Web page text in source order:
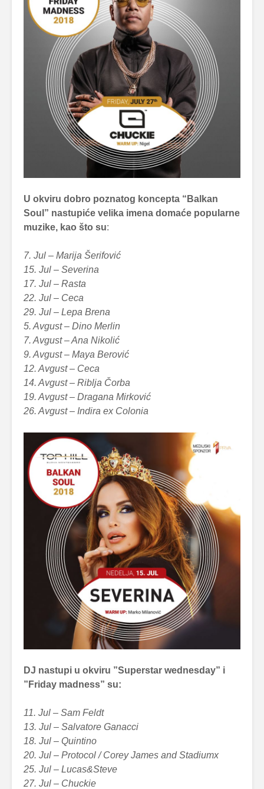
U okviru dobro poznatog koncepta “Balkan
Soul” nastupiće velika imena domaće popularne
muzike, kao što su:
7. Jul – Marija Šerifović
15. Jul – Severina
17. Jul – Rasta
22. Jul – Ceca
29. Jul – Lepa Brena
5. Avgust – Dino Merlin
7. Avgust – Ana Nikolić
9. Avgust – Maya Berović
12. Avgust – Ceca
14. Avgust – Riblja Čorba
19. Avgust – Dragana Mirković
26. Avgust – Indira ex Colonia
DJ nastupi u okviru ”Superstar wednesday” i
”Friday madness” su:
11. Jul – Sam Feldt
13. Jul – Salvatore Ganacci
18. Jul – Quintino
20. Jul – Protocol / Corey James and Stadiumx
25. Jul – Lucas&Steve
27. Jul – Chuckie